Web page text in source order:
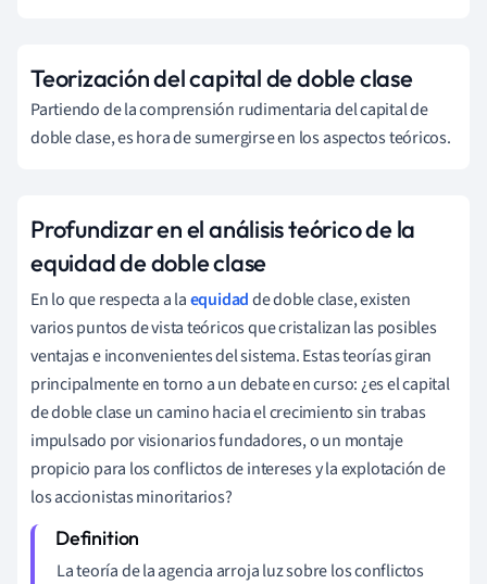
Teorización del capital de doble clase
Partiendo de la comprensión rudimentaria del capital de
doble clase, es hora de sumergirse en los aspectos teóricos.
Profundizar en el análisis teórico de la
equidad de doble clase
En lo que respecta a laequidadde doble clase, existen
varios puntos de vista teóricos que cristalizan las posibles
ventajas e inconvenientes del sistema. Estas teorías giran
principalmente en torno a un debate en curso: ¿es el capital
de doble clase un camino hacia el crecimiento sin trabas
impulsado por visionarios fundadores, o un montaje
propicio para los conflictos de intereses y la explotación de
los accionistas minoritarios?
La teoría de la agencia arroja luz sobre los conflictos